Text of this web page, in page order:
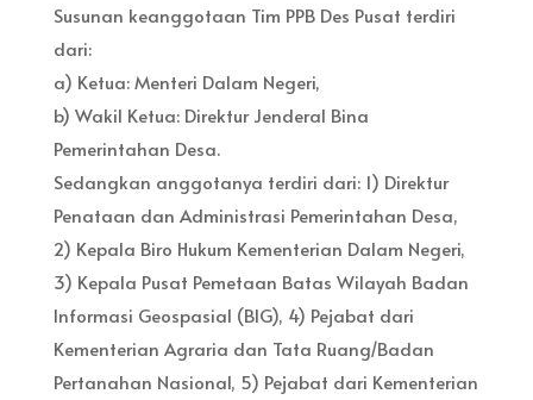
Susunan keanggotaan Tim PPB Des Pusat terdiri
dari:
a) Ketua: Menteri Dalam Negeri,
b) Wakil Ketua: Direktur Jenderal Bina
Pemerintahan Desa.
Sedangkan anggotanya terdiri dari: 1) Direktur
Penataan dan Administrasi Pemerintahan Desa,
2) Kepala Biro Hukum Kementerian Dalam Negeri,
3) Kepala Pusat Pemetaan Batas Wilayah Badan
Informasi Geospasial (BIG), 4) Pejabat dari
Kementerian Agraria dan Tata Ruang/Badan
Pertanahan Nasional, 5) Pejabat dari Kementerian